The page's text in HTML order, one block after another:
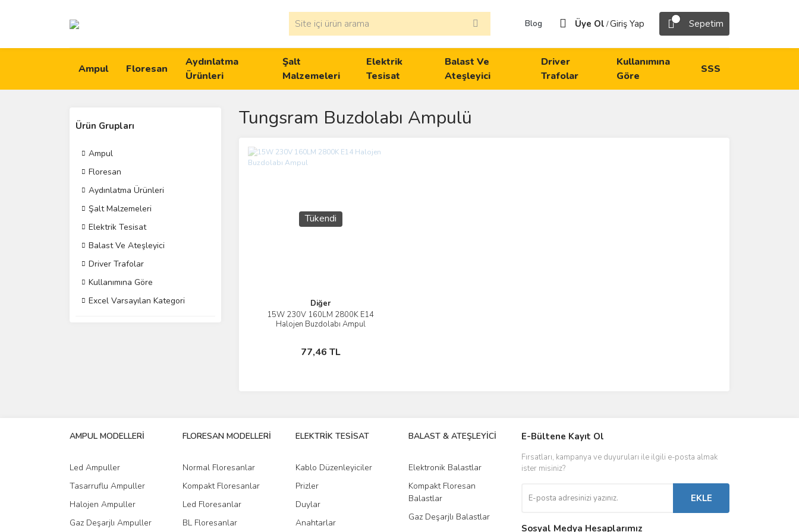
Blog Üye Ol /Giriş Yap Sepetim
Ampul Floresan
Aydınlatma
Ürünleri
Şalt
Malzemeleri
Elektrik
Tesisat
Balast Ve
Ateşleyici
Driver
Trafolar
Kullanımına
Göre
SSS
Ürün Grupları
Ampul
Floresan
Aydınlatma Ürünleri
Şalt Malzemeleri
Elektrik Tesisat
Balast Ve Ateşleyici
Driver Trafolar
Kullanımına Göre
Excel Varsayılan Kategori
Tungsram Buzdolabı Ampulü
Tükendi
Diğer
15W 230V 160LM 2800K E14
Halojen Buzdolabı Ampul
77,46 TL
İncele
Stokta Yok
AMPUL MODELLERİ
Led Ampuller
Tasarruflu Ampuller
Halojen Ampuller
Gaz Deşarjlı Ampuller
FLORESAN MODELLERİ
Normal Floresanlar
Kompakt Floresanlar
Led Floresanlar
BL Floresanlar
ELEKTRİK TESİSAT
Kablo Düzenleyiciler
Prizler
Duylar
Anahtarlar
BALAST & ATEŞLEYİCİ
Elektronik Balastlar
Kompakt Floresan
Balastlar
Gaz Deşarjlı Balastlar
DRIVER & TRAFO
Led Driverlar
Kontaktörler
Sigorta & Otomatlar
E-Bültene Kayıt Ol
Fırsatları, kampanya ve duyuruları ile ilgili e-posta almak
ister misiniz?
EKLE
Sosyal Medya Hesaplarımız